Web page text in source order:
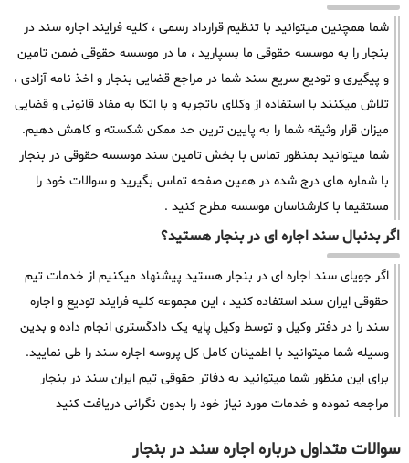
شما همچنین میتوانید با تنظیم قرارداد رسمی ، کلیه فرایند اجاره سند در
بنجار را به موسسه حقوقی ما بسپارید ، ما در موسسه حقوقی ضمن تامین
و پیگیری و تودیع سریع سند شما در مراجع قضایی بنجار و اخذ نامه آزادی ،
تلاش میکنند با استفاده از وکلای باتجربه و با اتکا به مفاد قانونی و قضایی
میزان قرار وثیقه شما را به پایین ترین حد ممکن شکسته و کاهش دهیم.
شما میتوانید بمنظور تماس با بخش تامین سند موسسه حقوقی در بنجار
با شماره های درج شده در همین صفحه تماس بگیرید و سوالات خود را
مستقیما با کارشناسان موسسه مطرح کنید .
اگر بدنبال سند اجاره ای در بنجار هستید؟
اگر جویای سند اجاره ای در بنجار هستید پیشنهاد میکنیم از خدمات تیم
حقوقی ایران سند استفاده کنید ، این مجموعه کلیه فرایند تودیع و اجاره
سند را در دفتر وکیل و توسط وکیل پایه یک دادگستری انجام داده و بدین
وسیله شما میتوانید با اطمینان کامل کل پروسه اجاره سند را طی نمایید.
برای این منظور شما میتوانید به دفاتر حقوقی تیم ایران سند در بنجار
مراجعه نموده و خدمات مورد نیاز خود را بدون نگرانی دریافت کنید
سوالات متداول درباره اجاره سند در بنجار